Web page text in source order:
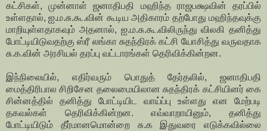
கட்சிகள், முன்னாள் ஜனாதிபதி மஹிந்த ராஜபக்ஷவின் தரப்பில்
உள்ளதால், ஐ.ம.சு.கூ.வின் கூடிய அதிகாரம் தற்போது மஹிந்தவுக்கு
மாறியுள்ளதாகவும் அதனால், ஐ.ம.சு.கூ.விலிருந்து விலகி தனித்து
போட்டியிடுவதற்கு ஸ்ரீ லங்கா சுதந்திரக் கட்சி யோசித்து வருவதாக
சு.க.வின் அரசியல் தரப்பு வட்டாரங்கள் தெரிவிக்கின்றன.
இந்நிலையில், எதிர்வரும் பொதுத் தேர்தலில், ஜனாதிபதி
மைத்திரிபால சிறிசேன தலைமையிலான சுதந்திரக் கட்சியினர் கை
சின்னத்தில் தனித்து போட்டியிட வாய்ப்பு உள்ளது என மேற்படி
தகவல்கள் தெரிவிக்கின்றன. எவ்வாறாயினும், தனித்து
போட்டியிடும் தீர்மானமொன்றை சு.க இதுவரை எடுக்கவில்லை